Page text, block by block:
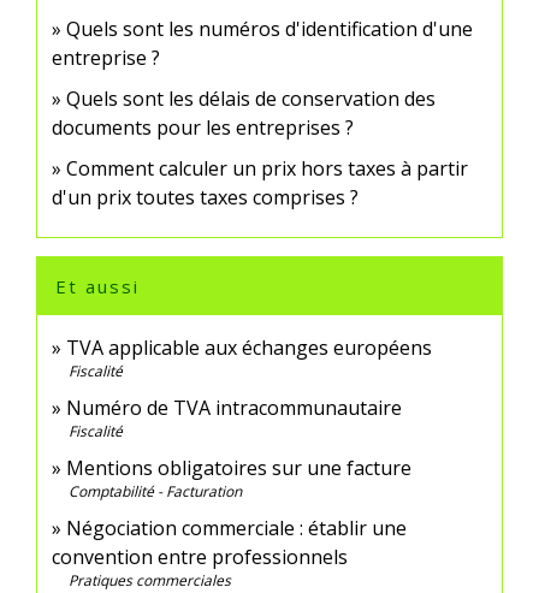
Quels sont les numéros d'identification d'une
entreprise ?
Quels sont les délais de conservation des
documents pour les entreprises ?
Comment calculer un prix hors taxes à partir
d'un prix toutes taxes comprises ?
Et aussi
TVA applicable aux échanges européens
Fiscalité
Numéro de TVA intracommunautaire
Fiscalité
Mentions obligatoires sur une facture
Comptabilité - Facturation
Négociation commerciale : établir une
convention entre professionnels
Pratiques commerciales